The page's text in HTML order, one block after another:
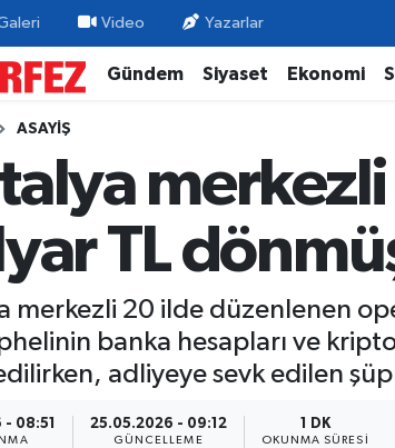
Video Yazarlar
Gündem Siyaset Ekonomi
ASAYIŞ
TL
merkezli 20 ilde düzenlenen
banka hesapları ve
adliyeye sevk edilen
08:51 25.05.2026 - 09:12
GÜNCELLEME
1 DK
OKUNMA SÜRESI
ve Fikstür